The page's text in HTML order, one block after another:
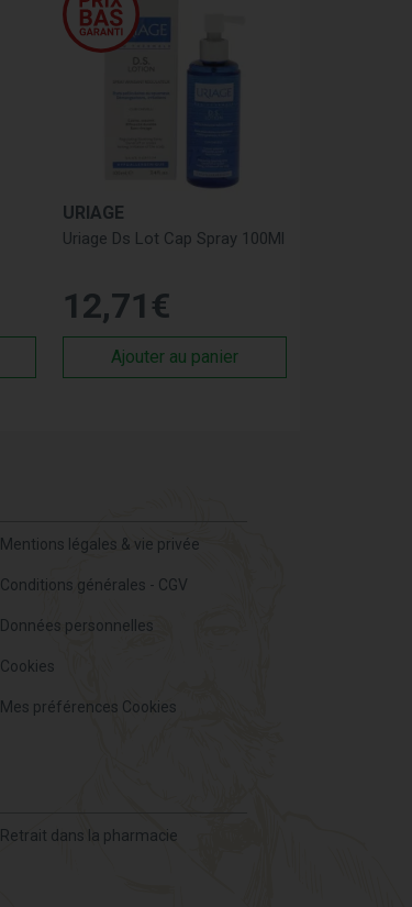
URIAGE
Uriage Ds Lot Cap Spray 100Ml
12,71 €
Ajouter au panier
Mentions légales & vie privée
Conditions générales - CGV
Données personnelles
Cookies
Mes préférences Cookies
Retrait dans la pharmacie